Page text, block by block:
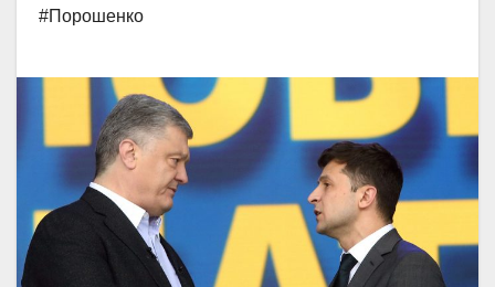
#Порошенко